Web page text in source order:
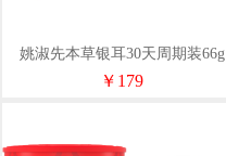
姚淑先本草银耳30天周期装66g
￥179